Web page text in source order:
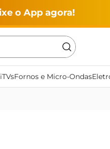
o App agora!
TVsFornos e Micro-Ondas